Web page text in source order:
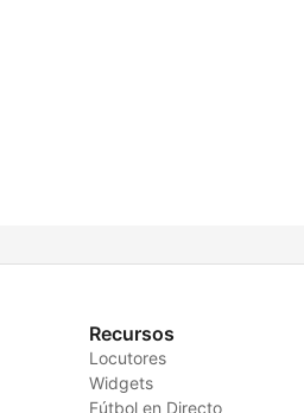
Recursos
Locutores
Widgets
Fútbol en Directo